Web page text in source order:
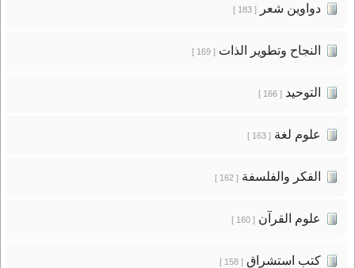
دواوين شعر[ 183 ]
النجاح وتطوير الذات[ 169 ]
التوحيد[ 166 ]
علوم لغة[ 163 ]
الفكر والفلسفة[ 162 ]
علوم القرآن[ 160 ]
كتب استشراق[ 158 ]